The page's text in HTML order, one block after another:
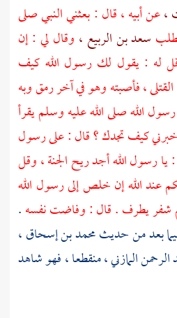
،عن أبيه ، قال : بعثني النبي صلى
سعد بن الربيع ، وقال لي : إن
له : يقول لك رسول الله كيف
، فأصبته وهو في آخر رمق وبه
الله صلى الله عليه وسلم يقرأ
كيف تجدك ؟ قال : على رسول
يا رسول الله أجد ريح الجنة ، وقل
عند الله إن خلص إلى رسول الله
شفر يطرف . قال : وفاضت نفسه.
بعد من حديثمحمد بن إسحاق،
المازني ،منقطعا ، فهو شاهد